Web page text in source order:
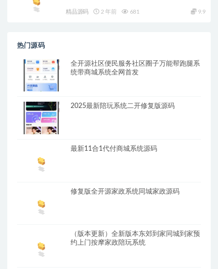
精品源码 2 年前 681 9.9
热门源码
全开源社区便民服务社区圈子万能帮跑腿系
统带商城系统全网首发
2025最新陪玩系统二开修复版源码
最新11合1代付商城系统源码
修复版全开源家政系统同城家政源码
（版本更新）全新版本东郊到家同城到家预
约上门按摩家政陪玩系统